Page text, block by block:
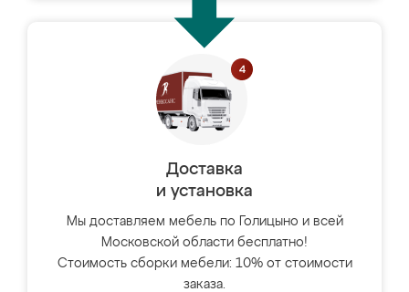
Доставка
и установка
Мы доставляем мебель по Голицыно и всей
Московской области бесплатно!
Стоимость сборки мебели: 10% от стоимости
заказа.